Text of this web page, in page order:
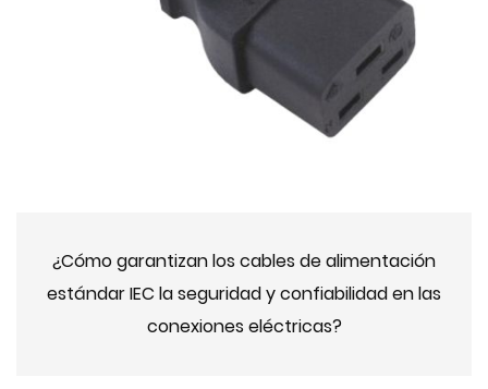
¿Cómo garantizan los cables de alimentación
estándar IEC la seguridad y confiabilidad en las
conexiones eléctricas?